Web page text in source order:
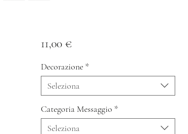
11,00 €Prezzo
Decorazione *
Seleziona
Categoria Messaggio *
Seleziona